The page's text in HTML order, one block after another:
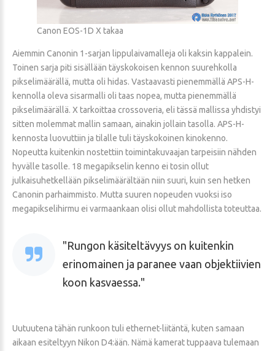
Canon EOS-1D X takaa
Aiemmin Canonin 1-sarjan lippulaivamalleja oli kaksin kappalein.
Toinen sarja piti sisällään täyskokoisen kennon suurehkolla
pikselimäärällä, mutta oli hidas. Vastaavasti pienemmällä APS-H-
kennolla oleva sisarmalli oli taas nopea, mutta pienemmällä
pikselimäärällä. X tarkoittaa crossoveria, eli tässä mallissa yhdistyi
sitten molemmat mallin samaan, ainakin jollain tasolla. APS-H-
kennosta luovuttiin ja tilalle tuli täyskokoinen kinokenno.
Nopeutta kuitenkin nostettiin toimintakuvaajan tarpeisiin nähden
hyvälle tasolle. 18 megapikselin kenno ei tosin ollut
julkaisuhetkellään pikselimäärältään niin suuri, kuin sen hetken
Canonin parhaimmisto. Mutta suuren nopeuden vuoksi iso
megapikselihirmu ei varmaankaan olisi ollut mahdollista toteuttaa.
Rungon käsiteltävyys on kuitenkin
erinomainen ja paranee vaan objektiivien
koon kasvaessa.
Uutuutena tähän runkoon tuli ethernet-liitäntä, kuten samaan
aikaan esiteltyyn Nikon D4:ään. Nämä kamerat tuppaava tulemaan